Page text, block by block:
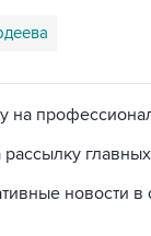
главных
новости